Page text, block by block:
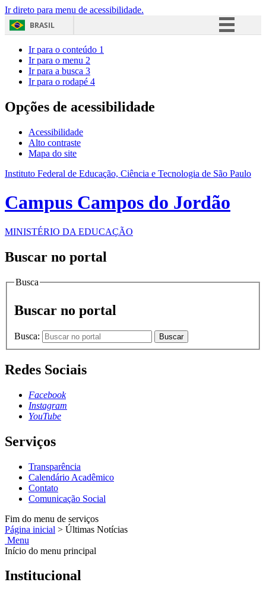
Ir direto para menu de acessibilidade.
BRASIL
Acesso à informação
Ir para o conteúdo 1
Ir para o menu 2
Ir para a busca 3
Ir para o rodapé 4
Opções de acessibilidade
Acessibilidade
Alto contraste
Mapa do site
Instituto Federal de Educação, Ciência e Tecnologia de São Paulo
Campus Campos do Jordão
MINISTÉRIO DA EDUCAÇÃO
Buscar no portal
Busca
Buscar no portal
Busca: Buscar
Redes Sociais
Facebook
Instagram
YouTube
Serviços
Transparência
Calendário Acadêmico
Contato
Comunicação Social
Fim do menu de serviços
Página inicial > Últimas Notícias
Menu
Início do menu principal
Institucional